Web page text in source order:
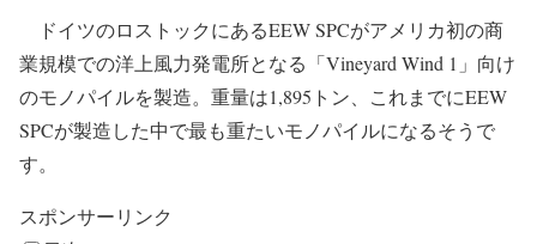
ドイツのロストックにあるEEW SPCがアメリカ初の商
業規模での洋上風力発電所となる「Vineyard Wind 1」向け
のモノパイルを製造。重量は1,895トン、これまでにEEW
SPCが製造した中で最も重たいモノパイルになるそうで
す。
スポンサーリンク